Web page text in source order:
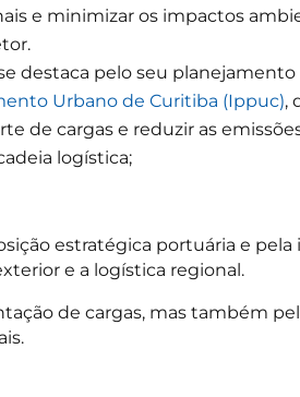
e minimizar os impactos
destaca pelo seu
Urbano de Curitiba (Ippuc),
de cargas e reduzir as
logística;
estratégica portuária e
e a logística regional.
de cargas, mas também